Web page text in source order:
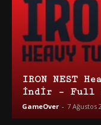
IRON NEST
İndir – Full
GameOver - 7 Ağustos